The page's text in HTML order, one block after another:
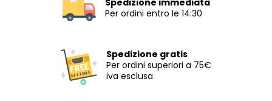
Per ordini entro le 14:30
Spedizione gratis
Per ordini superiori a 75€
iva esclusa